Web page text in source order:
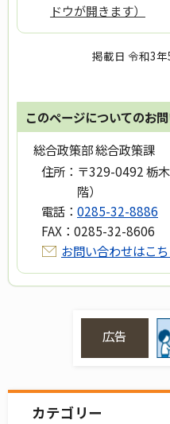
ドウが開きます）
掲載日 令和3
このページについてのお
総合政策部 総合政策課
住所： 〒329-0492 栃
階）
電話： 0285-32-8886
FAX： 0285-32-8606
お問い合わせはこ
広告
カテゴリー